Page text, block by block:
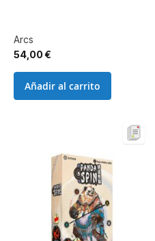
Arcs
54,00 €
Añadir al carrito